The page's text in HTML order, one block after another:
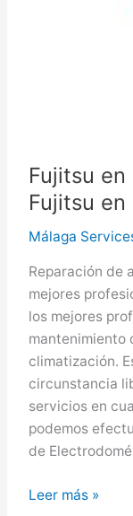
Fujitsu
Fujitsu en
Málaga
Reparación de
mejores
los mejores
mantenimiento
climatización.
circunstancia
servicios en
podemos
de
Fujitsu
Leer más »